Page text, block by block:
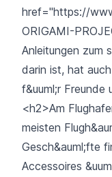
href="https://
ORIGAMI-
Anleitungen zum
darin ist, hat
f&uuml;r
<h2>Am
meisten
Gesch&auml;fte
Accessoires